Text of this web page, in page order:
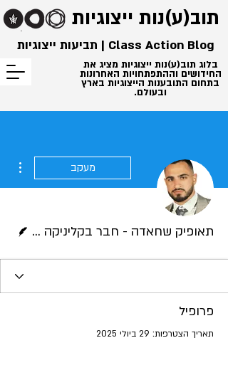
תוב(ע)נות ייצוגיות
בלוג תוב(ע)נות ייצוגיות מציג את
החידושים וההתפתחויות האחרונות
בתחום התובענות הייצוגיות בארץ
ובעולם.
Class Action Blog | תביעות ייצוגיות
מעקב
תאופיק שחאדה - חבר בקליניקה לתובענות ייצוגיות
פרופיל
תאריך הצטרפות: 29 ביולי 2025